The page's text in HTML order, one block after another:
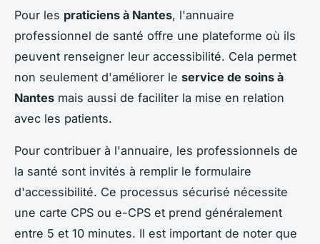
Pour les praticiens à Nantes, l'annuaire
professionnel de santé offre une plateforme où ils
peuvent renseigner leur accessibilité. Cela permet
non seulement d'améliorer le service de soins à
Nantes mais aussi de faciliter la mise en relation
avec les patients.
Pour contribuer à l'annuaire, les professionnels de
la santé sont invités à remplir le formulaire
d'accessibilité. Ce processus sécurisé nécessite
une carte CPS ou e-CPS et prend généralement
entre 5 et 10 minutes. Il est important de noter que